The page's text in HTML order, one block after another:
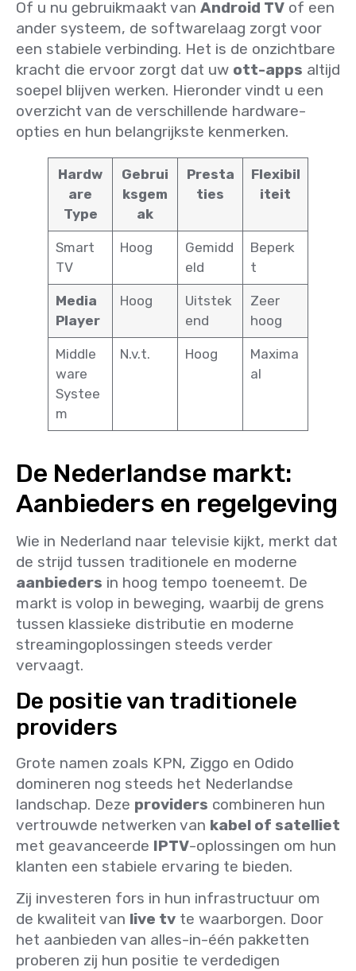
Of u nu gebruikmaakt van Android TV of een
ander systeem, de softwarelaag zorgt voor
een stabiele verbinding. Het is de onzichtbare
kracht die ervoor zorgt dat uw ott-apps altijd
soepel blijven werken. Hieronder vindt u een
overzicht van de verschillende hardware-
opties en hun belangrijkste kenmerken.
Hardw
are
Type
Gebrui
ksgem
ak
Presta
ties
Flexibil
iteit
Smart
TV
Hoog
Gemidd
eld
Beperk
t
Media
Player
Hoog
Uitstek
end
Zeer
hoog
Middle
ware
Systee
m
N.v.t. Hoog
Maxima
al
De Nederlandse markt:
Aanbieders en regelgeving
Wie in Nederland naar televisie kijkt, merkt dat
de strijd tussen traditionele en moderne
aanbieders in hoog tempo toeneemt. De
markt is volop in beweging, waarbij de grens
tussen klassieke distributie en moderne
streamingoplossingen steeds verder
vervaagt.
De positie van traditionele
providers
Grote namen zoals KPN, Ziggo en Odido
domineren nog steeds het Nederlandse
landschap. Deze providers combineren hun
vertrouwde netwerken van kabel of satelliet
met geavanceerde IPTV-oplossingen om hun
klanten een stabiele ervaring te bieden.
Zij investeren fors in hun infrastructuur om
de kwaliteit van live tv te waarborgen. Door
het aanbieden van alles-in-één pakketten
proberen zij hun positie te verdedigen